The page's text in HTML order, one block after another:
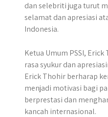
dan selebriti juga turut
selamat dan apresiasi
Indonesia.
Ketua Umum PSSI,
rasa syukur dan
Erick Thohir berharap
menjadi motivasi bagi
berprestasi dan
kancah internasional.